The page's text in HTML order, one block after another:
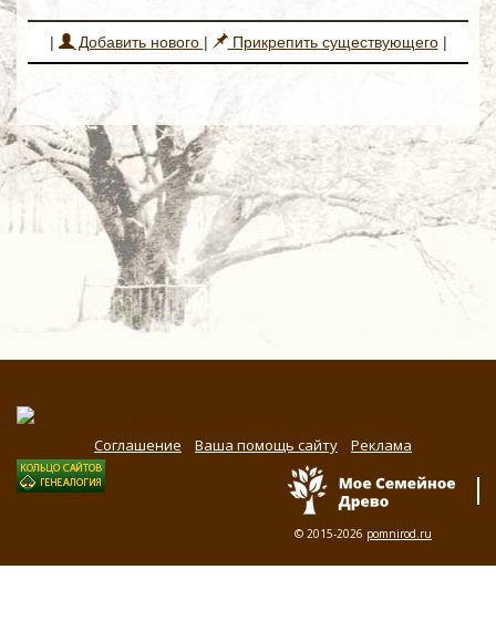
| Добавить нового | Прикрепить существующего|
Соглашение Ваша помощь сайту Реклама
© 2015-2026 pomnirod.ru